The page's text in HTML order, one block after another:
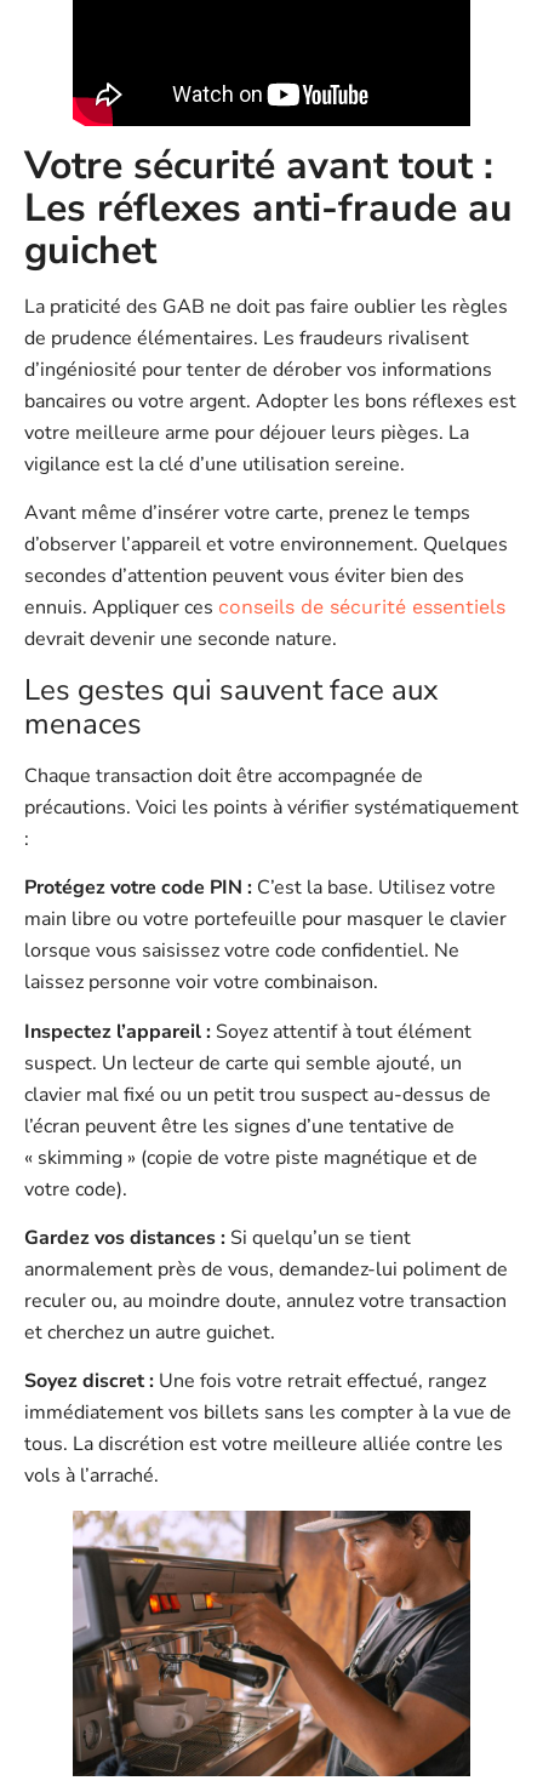
Votre sécurité avant tout :
Les réflexes anti-fraude au
guichet
La praticité des GAB ne doit pas faire oublier les règles
de prudence élémentaires. Les fraudeurs rivalisent
d’ingéniosité pour tenter de dérober vos informations
bancaires ou votre argent. Adopter les bons réflexes est
votre meilleure arme pour déjouer leurs pièges. La
vigilance est la clé d’une utilisation sereine.
Avant même d’insérer votre carte, prenez le temps
d’observer l’appareil et votre environnement. Quelques
secondes d’attention peuvent vous éviter bien des
ennuis. Appliquer ces conseils de sécurité essentiels
devrait devenir une seconde nature.
Les gestes qui sauvent face aux
menaces
Chaque transaction doit être accompagnée de
précautions. Voici les points à vérifier systématiquement
:
Protégez votre code PIN : C’est la base. Utilisez votre
main libre ou votre portefeuille pour masquer le clavier
lorsque vous saisissez votre code confidentiel. Ne
laissez personne voir votre combinaison.
Inspectez l’appareil : Soyez attentif à tout élément
suspect. Un lecteur de carte qui semble ajouté, un
clavier mal fixé ou un petit trou suspect au-dessus de
l’écran peuvent être les signes d’une tentative de
« skimming » (copie de votre piste magnétique et de
votre code).
Gardez vos distances : Si quelqu’un se tient
anormalement près de vous, demandez-lui poliment de
reculer ou, au moindre doute, annulez votre transaction
et cherchez un autre guichet.
Soyez discret : Une fois votre retrait effectué, rangez
immédiatement vos billets sans les compter à la vue de
tous. La discrétion est votre meilleure alliée contre les
vols à l’arraché.